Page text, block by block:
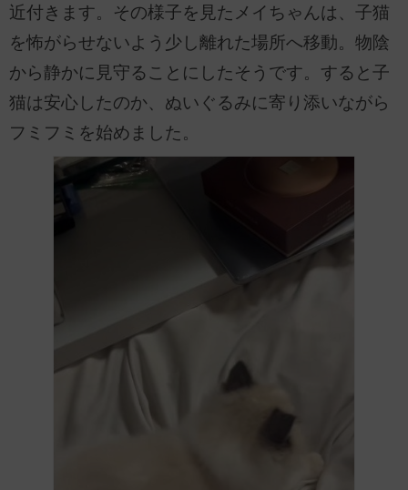
近付きます。その様子を見たメイちゃんは、子猫
を怖がらせないよう少し離れた場所へ移動。物陰
から静かに見守ることにしたそうです。すると子
猫は安心したのか、ぬいぐるみに寄り添いながら
フミフミを始めました。